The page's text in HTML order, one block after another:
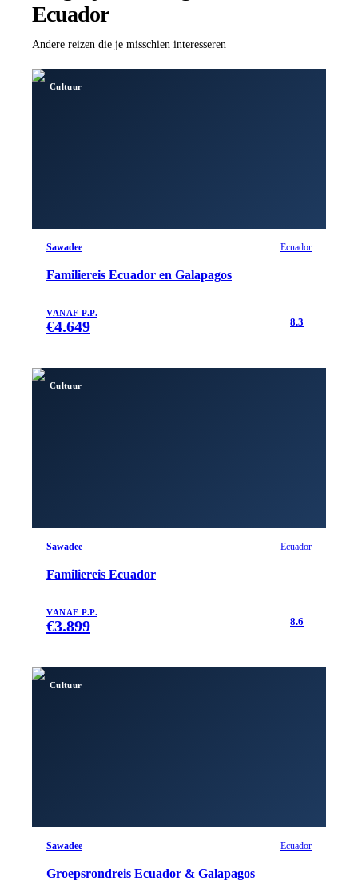
Ecuador
Andere reizen die je misschien interesseren
Cultuur
Sawadee Ecuador
Familiereis Ecuador en Galapagos
VANAF P.P.
€4.649 8.3
Cultuur
Sawadee Ecuador
Familiereis Ecuador
VANAF P.P.
€3.899 8.6
Cultuur
Sawadee Ecuador
Groepsrondreis Ecuador & Galapagos